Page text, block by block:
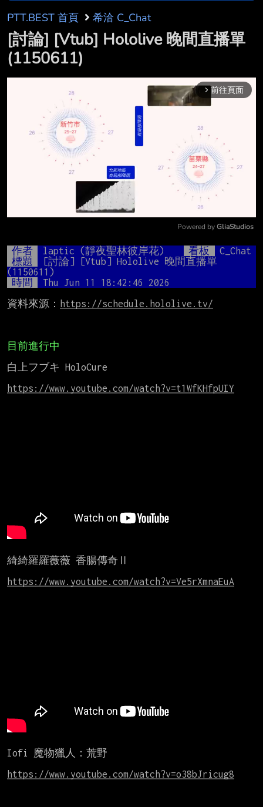
PTT.BEST 首頁 希洽 C_Chat
[討論] [Vtub] Hololive 晚間直播單
(1150611)
arrow_forward_ios 前往頁面
Mute
Powered by GliaStudios
作者 laptic (靜夜聖林彼岸花) 看板
C_Chat
標題
[討論] [Vtub] Hololive 晚間直播單
(1150611)
時間
Thu Jun 11 18:42:46 2026
資料來源：
https://schedule.hololive.tv/
目前進行中
白上フブキ HoloCure
https://www.youtube.com/watch?v=t1WfKHfpUIY
綺綺羅羅薇薇 香腸傳奇Ⅱ
https://www.youtube.com/watch?v=Ve5rXmnaEuA
Iofi 魔物獵人：荒野
https://www.youtube.com/watch?v=o38bJricug8